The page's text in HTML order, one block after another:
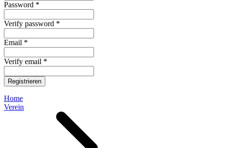
Password *
Verify password *
Email *
Verify email *
Registrieren
Home
Verein